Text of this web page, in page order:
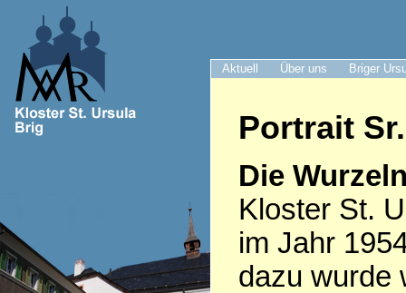
Aktuell Über uns Briger
Portrait
Die
Kloster St.
im Jahr
dazu wurde